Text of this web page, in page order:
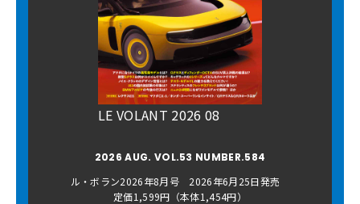
LE VOLANT 2026 08
2026 AUG. VOL.53 NUMBER.584
ル・ボラン2026年8月号 2026年6月25日発売
定価1,599円（本体1,454円）